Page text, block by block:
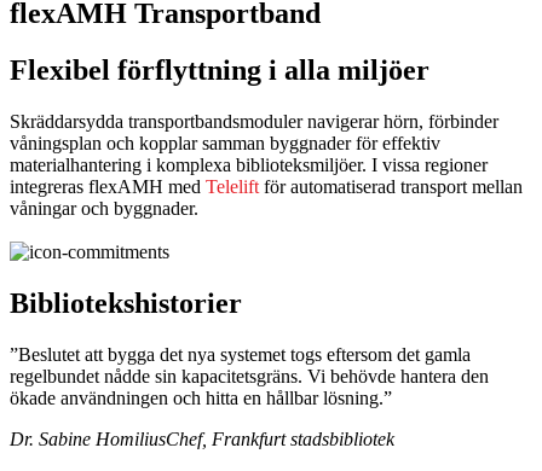
flexAMH Transportband
Flexibel förflyttning i alla miljöer
Skräddarsydda transportbandsmoduler navigerar hörn, förbinder
våningsplan och kopplar samman byggnader för effektiv
materialhantering i komplexa biblioteksmiljöer. I vissa regioner
integreras flexAMH med Telelift för automatiserad transport mellan
våningar och byggnader.
Bibliotekshistorier
”Beslutet att bygga det nya systemet togs eftersom det gamla
regelbundet nådde sin kapacitetsgräns. Vi behövde hantera den
ökade användningen och hitta en hållbar lösning.”
Dr. Sabine HomiliusChef, Frankfurt stadsbibliotek